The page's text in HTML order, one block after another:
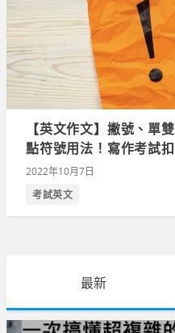
【英文作文】撇號、單
點符號用法！寫作考試扣
2022年10月7日
考試英文
最新